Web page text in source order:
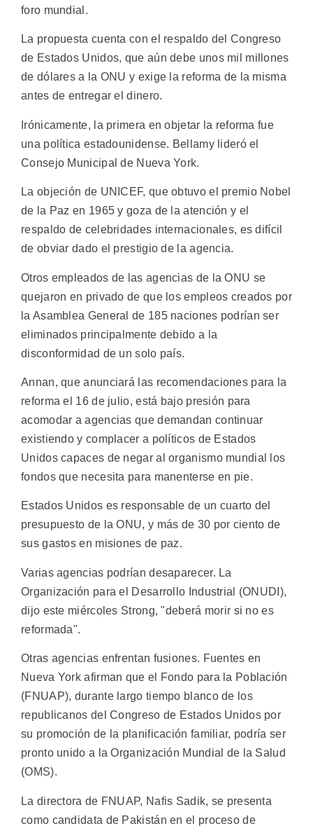
foro mundial.
La propuesta cuenta con el respaldo del Congreso
de Estados Unidos, que aún debe unos mil millones
de dólares a la ONU y exige la reforma de la misma
antes de entregar el dinero.
Irónicamente, la primera en objetar la reforma fue
una política estadounidense. Bellamy lideró el
Consejo Municipal de Nueva York.
La objeción de UNICEF, que obtuvo el premio Nobel
de la Paz en 1965 y goza de la atención y el
respaldo de celebridades internacionales, es difícil
de obviar dado el prestigio de la agencia.
Otros empleados de las agencias de la ONU se
quejaron en privado de que los empleos creados por
la Asamblea General de 185 naciones podrían ser
eliminados principalmente debido a la
disconformidad de un solo país.
Annan, que anunciará las recomendaciones para la
reforma el 16 de julio, está bajo presión para
acomodar a agencias que demandan continuar
existiendo y complacer a políticos de Estados
Unidos capaces de negar al organismo mundial los
fondos que necesita para manenterse en pie.
Estados Unidos es responsable de un cuarto del
presupuesto de la ONU, y más de 30 por ciento de
sus gastos en misiones de paz.
Varias agencias podrían desaparecer. La
Organización para el Desarrollo Industrial (ONUDI),
dijo este miércoles Strong, "deberá morir si no es
reformada".
Otras agencias enfrentan fusiones. Fuentes en
Nueva York afirman que el Fondo para la Población
(FNUAP), durante largo tiempo blanco de los
republicanos del Congreso de Estados Unidos por
su promoción de la planificación familiar, podría ser
pronto unido a la Organización Mundial de la Salud
(OMS).
La directora de FNUAP, Nafis Sadik, se presenta
como candidata de Pakistán en el proceso de